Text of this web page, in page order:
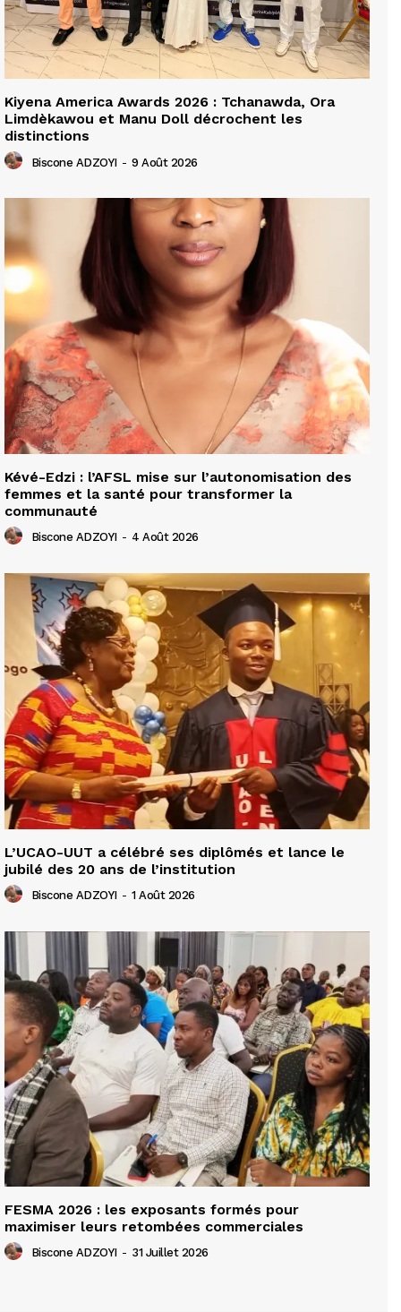
Kiyena America Awards 2026 : Tchanawda, Ora
Limdèkawou et Manu Doll décrochent les
distinctions
Biscone ADZOYI - 9 Août 2026
Kévé-Edzi : l’AFSL mise sur l’autonomisation des
femmes et la santé pour transformer la
communauté
Biscone ADZOYI - 4 Août 2026
L’UCAO-UUT a célébré ses diplômés et lance le
jubilé des 20 ans de l’institution
Biscone ADZOYI - 1 Août 2026
FESMA 2026 : les exposants formés pour
maximiser leurs retombées commerciales
Biscone ADZOYI - 31 Juillet 2026